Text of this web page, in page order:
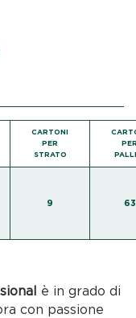
CARTONI
PER
STRATO
9 63
è in grado di
con passione